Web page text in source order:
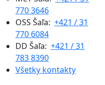
770 3646
OSS Šaľa: +421 / 31
770 6084
DD Šaľa: +421 / 31
783 8390
Všetky kontakty